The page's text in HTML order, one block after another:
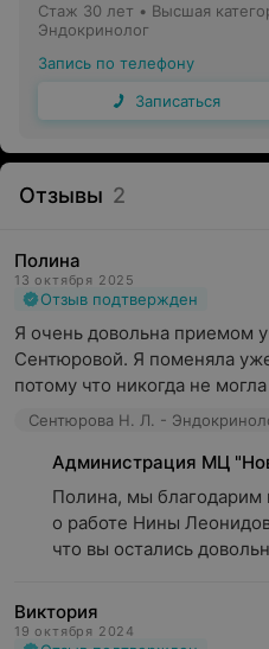
Стаж 30 лет • Высшая
Эндокринолог
Запись по телефону
Записаться
Отзывы 2
Полина
13 октября 2025
Отзыв подтвержден
Я очень довольна приемом
Сентюровой. Я поменяла
потому что никогда не
Сентюрова Н. Л. -
Администрация МЦ
Полина, мы благодарим
о работе Нины
что вы остались
Виктория
19 октября 2024